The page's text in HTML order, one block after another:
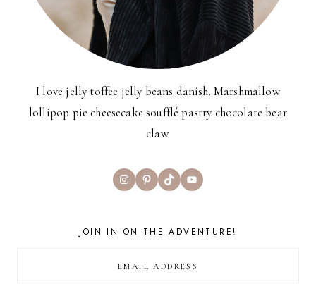
I love jelly toffee jelly beans danish. Marshmallow
lollipop pie cheesecake soufflé pastry chocolate bear
claw.
InstagramPinterest
TikTokYouTube
JOIN IN ON THE ADVENTURE!